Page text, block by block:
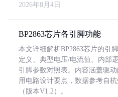
2026年8月4日
BP2863芯片各引脚功能
本文详细解析BP2863芯片的引
定义、典型电压/电流值、内部
引脚参数对照表。内容涵盖驱
用电路设计要点，数据参考自
（版本V1.2）。